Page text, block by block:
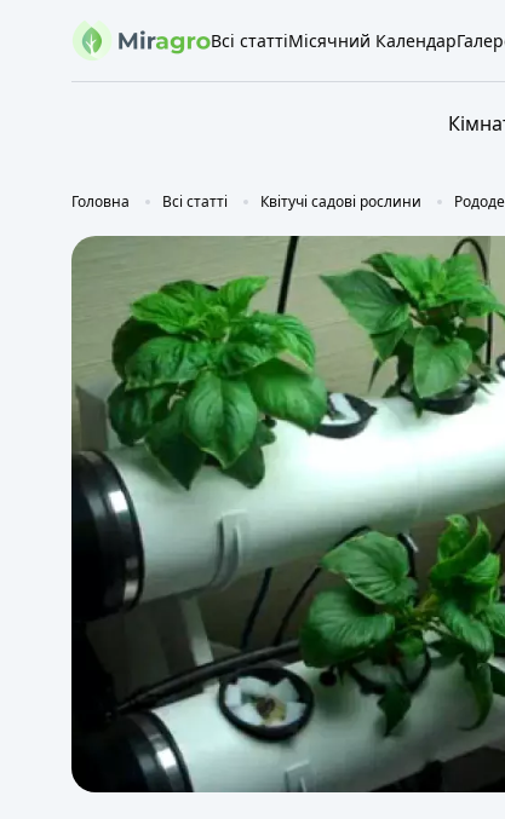
Всі статтіМісячний Календар
Головна Всі статті Квітучі садові рослини